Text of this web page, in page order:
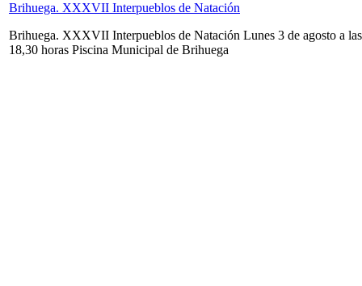
Brihuega. XXXVII Interpueblos de Natación
Brihuega. XXXVII Interpueblos de Natación Lunes 3 de agosto a las
18,30 horas Piscina Municipal de Brihuega